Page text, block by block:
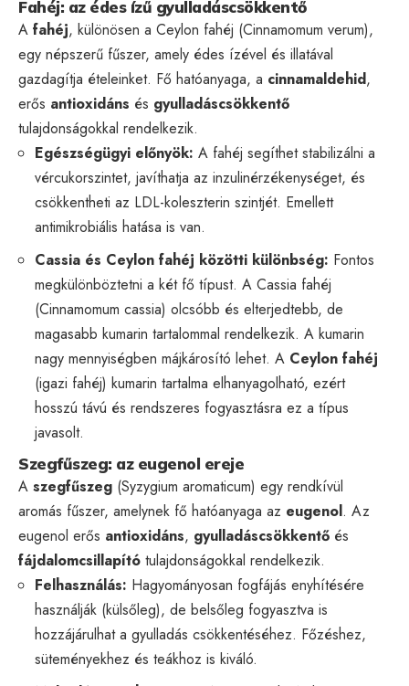
Fahéj: az édes ízű gyulladáscsökkentő
A fahéj, különösen a Ceylon fahéj (Cinnamomum verum),
egy népszerű fűszer, amely édes ízével és illatával
gazdagítja ételeinket. Fő hatóanyaga, a cinnamaldehid,
erős antioxidáns és gyulladáscsökkentő
tulajdonságokkal rendelkezik.
Egészségügyi előnyök: A fahéj segíthet stabilizálni a
vércukorszintet, javíthatja az inzulinérzékenységet, és
csökkentheti az LDL-koleszterin szintjét. Emellett
antimikrobiális hatása is van.
Cassia és Ceylon fahéj közötti különbség: Fontos
megkülönböztetni a két fő típust. A Cassia fahéj
(Cinnamomum cassia) olcsóbb és elterjedtebb, de
magasabb kumarin tartalommal rendelkezik. A kumarin
nagy mennyiségben májkárosító lehet. A Ceylon fahéj
(igazi fahéj) kumarin tartalma elhanyagolható, ezért
hosszú távú és rendszeres fogyasztásra ez a típus
javasolt.
Szegfűszeg: az eugenol ereje
A szegfűszeg (Syzygium aromaticum) egy rendkívül
aromás fűszer, amelynek fő hatóanyaga az eugenol. Az
eugenol erős antioxidáns, gyulladáscsökkentő és
fájdalomcsillapító tulajdonságokkal rendelkezik.
Felhasználás: Hagyományosan fogfájás enyhítésére
használják (külsőleg), de belsőleg fogyasztva is
hozzájárulhat a gyulladás csökkentéséhez. Főzéshez,
süteményekhez és teákhoz is kiváló.